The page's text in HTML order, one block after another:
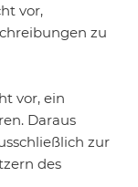
vor,
zu
vor, ein
Daraus
zur
des